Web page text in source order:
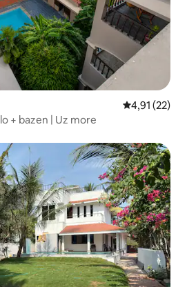
Prosječna
4,91 (22)
+ bazen | Uz more